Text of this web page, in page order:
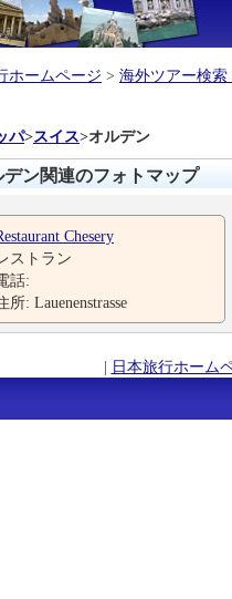
ホームページ > 海外ツアー検索
パ>スイス>オルデン
デン関連のフォトマップ
Chesery
ストラン
話:
所: Lauenenstrasse
| 日本旅行ホーム